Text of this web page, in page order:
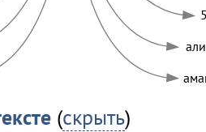
(скрыть)